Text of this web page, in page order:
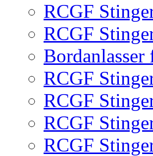
RCGF
RCGF
RCGF
RCGF
RCGF
RCGF